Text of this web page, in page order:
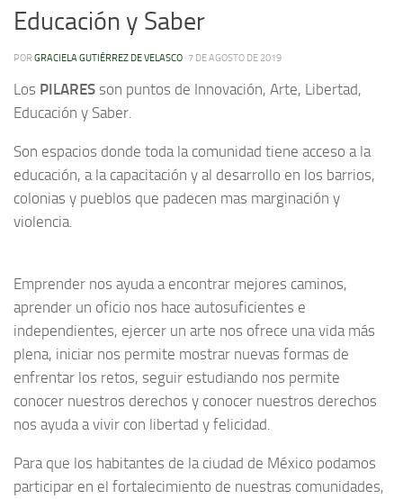
Educación y Saber
POR GRACIELA GUTIÉRREZ DE VELASCO · 7 DE AGOSTO DE 2019
Los PILARES son puntos de Innovación, Arte, Libertad,
Educación y Saber.
Son espacios donde toda la comunidad tiene acceso a la
educación, a la capacitación y al desarrollo en los barrios,
colonias y pueblos que padecen mas marginación y
violencia.
Emprender nos ayuda a encontrar mejores caminos,
aprender un oficio nos hace autosuficientes e
independientes, ejercer un arte nos ofrece una vida más
plena, iniciar nos permite mostrar nuevas formas de
enfrentar los retos, seguir estudiando nos permite
conocer nuestros derechos y conocer nuestros derechos
nos ayuda a vivir con libertad y felicidad.
Para que los habitantes de la ciudad de México podamos
participar en el fortalecimiento de nuestras comunidades,